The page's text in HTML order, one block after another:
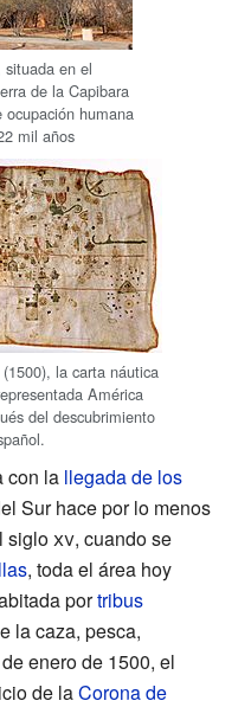
en el
de la Capibara
ocupación humana
mil años
(1500), la carta náutica
América
del descubrimiento
con la llegada de los
Sur hace por lo menos
sigloxv, cuando se
, toda el área hoy
portribus
la caza, pesca,
enero de 1500, el
de laCorona de